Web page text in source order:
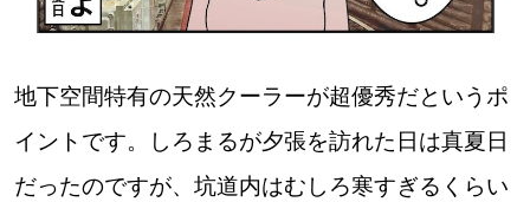
道北
道南
道東
地下空間特有の天然クーラーが超優秀だというポ
イントです。しろまるが夕張を訪れた日は真夏日
だったのですが、坑道内はむしろ寒すぎるくらい